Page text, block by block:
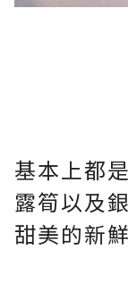
基本上都
露筍以及
甜美的新